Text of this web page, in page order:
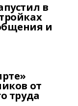
в
и
от
труда